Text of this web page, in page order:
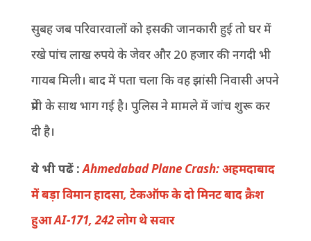
सुबह जब परिवारवालों को इसकी जानकारी हुई तो घर में
रखे पांच लाख रुपये के जेवर और 20 हजार की नगदी भी
गायब मिली। बाद में पता चला कि वह झांसी निवासी अपने
प्रेमी के साथ भाग गई है। पुलिस ने मामले में जांच शुरू कर
दी है।
ये भी पढें :Ahmedabad Plane Crash: अहमदाबाद
में बड़ा विमान हादसा, टेकऑफ के दो मिनट बाद क्रैश
हुआ AI-171, 242 लोग थे सवार